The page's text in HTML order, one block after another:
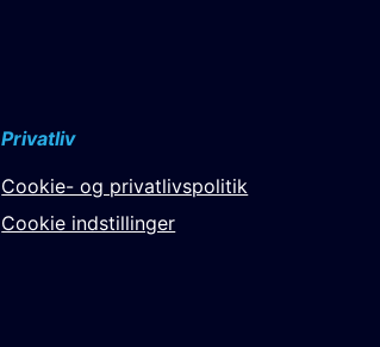
Privatliv
Cookie- og privatlivspolitik
Cookie indstillinger